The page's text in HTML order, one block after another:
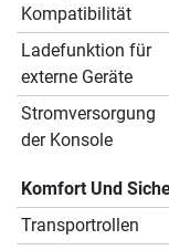
Kompatibilität
Ladefunktion für
externe Geräte
Stromversorgung
der Konsole
Komfort Und
Transportrollen